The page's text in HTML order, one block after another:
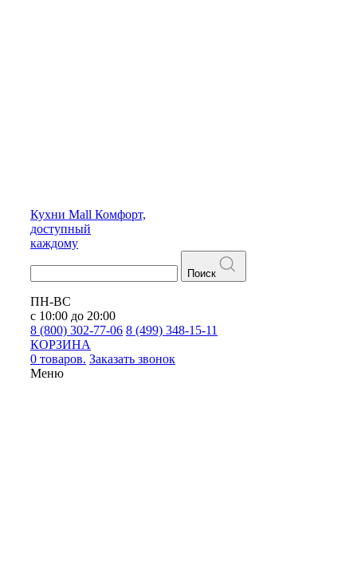
Кухни Mall Комфорт,
доступный
каждому
Поиск
ПН-ВС
с 10:00 до 20:00
8 (800) 302-77-06 8 (499) 348-15-11
КОРЗИНА
0 товаров. Заказать звонок
Меню